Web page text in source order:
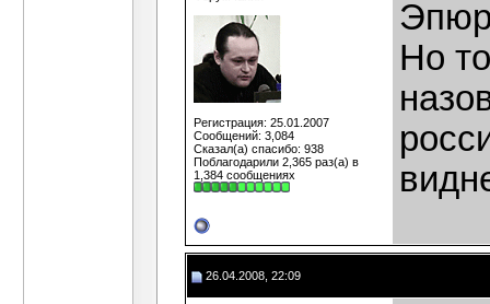
Регистрация: 25.01.2007
Сообщений: 3,084
Сказал(а) спасибо: 938
Поблагодарили 2,365 раз(а) в
1,384 сообщениях
Но
26.04.2008, 22:09